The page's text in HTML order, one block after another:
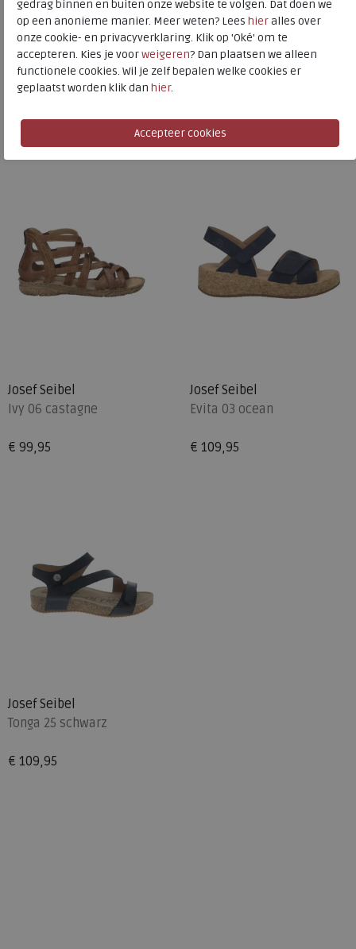
Naar allesandalen
Naar alleJosef Seibel sandalen
Is dit iets voor u?
Josef Seibel
Ivy 06 castagne
€ 99,95
Josef Seibel
Evita 03 ocean
€ 109,95
Josef Seibel
Tonga 25 schwarz
€ 109,95
gedrag binnen en buiten onze website te volgen. Dat doen we
op een anonieme manier. Meer weten? Lees hieralles over
onze cookie- en privacyverklaring. Klik op 'Oké' om te
accepteren. Kies je voorweigeren? Dan plaatsen we alleen
functionele cookies. Wil je zelf bepalen welke cookies er
geplaatst worden klik dan hier.